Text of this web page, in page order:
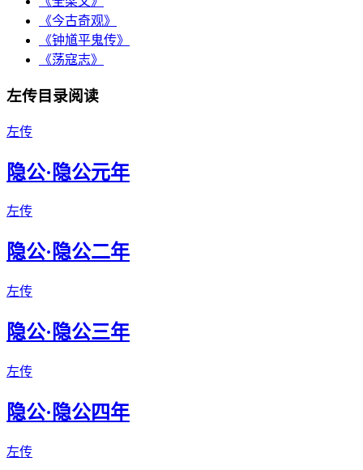
《今古奇观》
《钟馗平鬼传》
《荡寇志》
左传目录阅读
左传
隐公·隐公元年
左传
隐公·隐公二年
左传
隐公·隐公三年
左传
隐公·隐公四年
左传